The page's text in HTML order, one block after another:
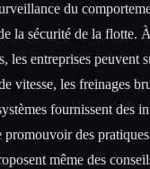
du
la sécurité de la flotte.
les entreprises
vitesse, les freinages
fournissent des
des
même des